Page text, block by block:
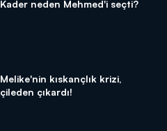
Kader neden Mehmed'i seçti?
Melike'nin kıskançlık krizi,
çileden çıkardı!